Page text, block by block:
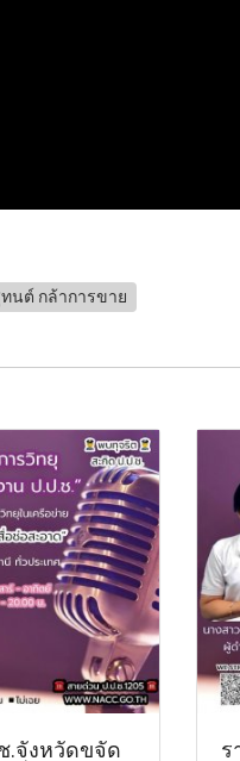
นต์ กล้าการขาย
.จังหวัดขจัด ร